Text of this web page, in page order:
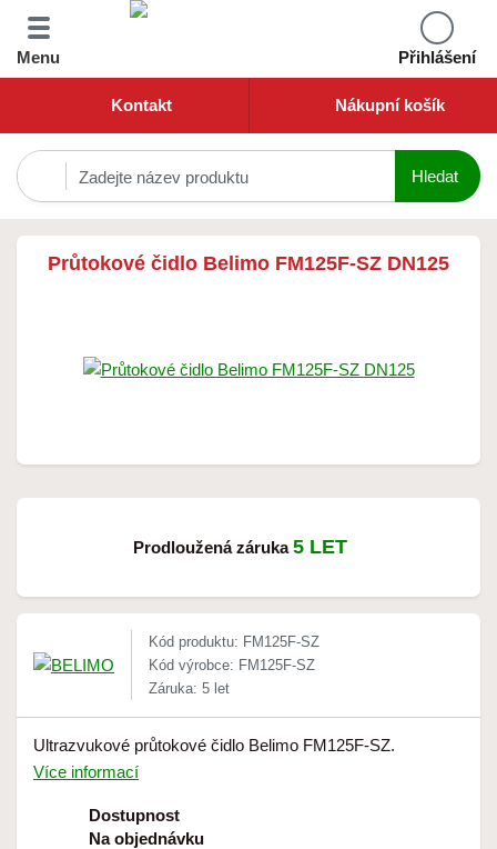
Menu Přihlášení
Kontakt Nákupní košík
Průtokové čidlo Belimo FM125F-SZ DN125
Prodloužená záruka5 LET
Kód produktu: FM125F-SZ
Kód výrobce: FM125F-SZ
Záruka: 5 let
Ultrazvukové průtokové čidlo Belimo FM125F-SZ.
Více informací
Dostupnost
Na objednávku